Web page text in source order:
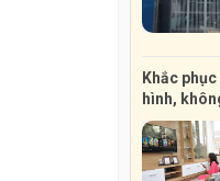
Khắc
hình,